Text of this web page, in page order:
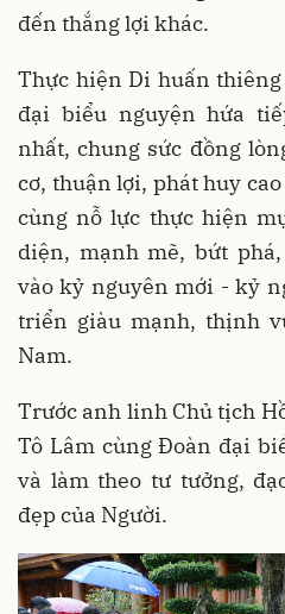
đến thắng lợi khác.
Thực hiện Di huấn
đại biểu nguyện hứa
nhất, chung sức đồng
cơ, thuận lợi, phát huy
cùng nỗ lực thực hiện
diện, mạnh mẽ, bứt
vào kỷ nguyên mới - kỷ
triển giàu mạnh, thịnh
Nam.
Trước anh linh Chủ tịch
Tô Lâm cùng Đoàn đại
và làm theo tư tưởng,
đẹp của Người.